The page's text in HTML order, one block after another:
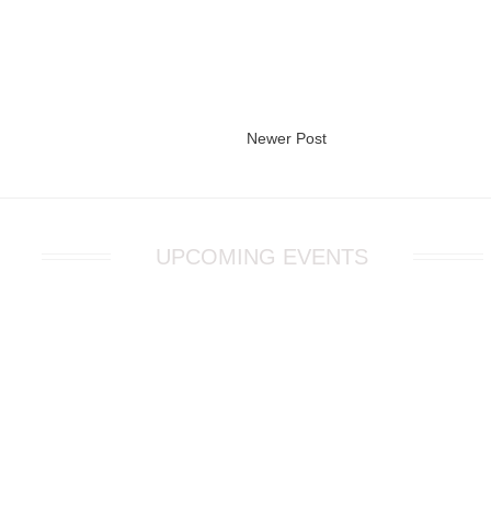
Newer Post
UPCOMING EVENTS